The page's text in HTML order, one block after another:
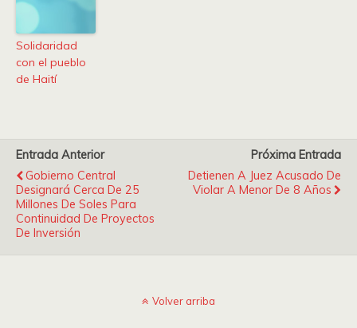
Solidaridad
con el pueblo
de Haití
Entrada Anterior
Gobierno Central
Designará Cerca De 25
Millones De Soles Para
Continuidad De Proyectos
De Inversión
Próxima Entrada
Detienen A Juez Acusado De
Violar A Menor De 8 Años
Volver arriba